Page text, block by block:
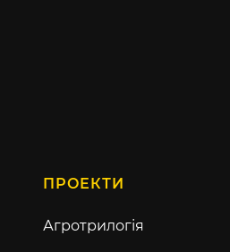
ПРОЕКТИ
Агротрилогія